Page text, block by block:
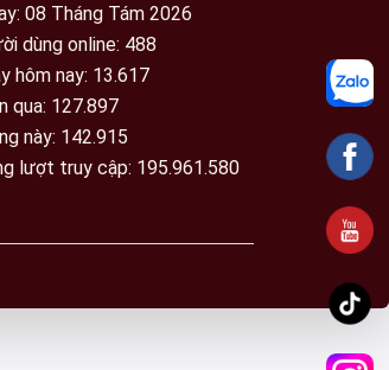
08 Tháng Tám 2026
dùng online: 488
hôm nay: 13.617
qua: 127.897
này: 142.915
lượt truy cập: 195.961.580